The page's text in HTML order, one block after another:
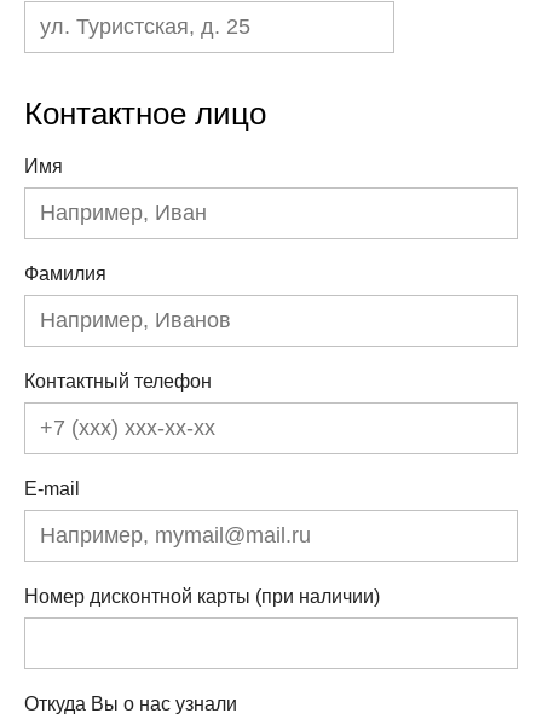
Контактное лицо
Имя
Фамилия
Контактный телефон
E-mail
Номер дисконтной карты (при наличии)
Откуда Вы о нас узнали